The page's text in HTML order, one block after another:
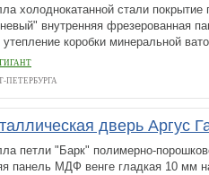
холоднокатанной стали
внутренняя фрезерованная
коробки минеральной
дверь Аргус
петли "Барк" полимерно-
панель МДФ венге гладкая 10 мм